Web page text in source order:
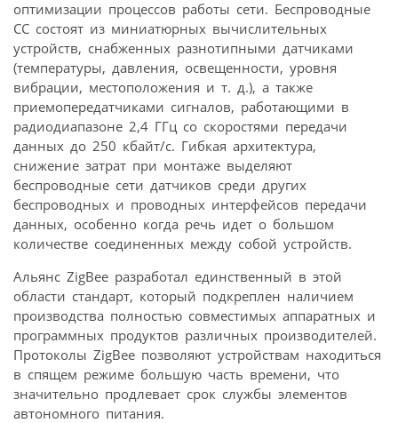
оптимизации процессов работы сети. Беспроводные
СС состоят из миниатюрных вычислительных
устройств, снабженных разнотипными датчиками
(температуры, давления, освещенности, уровня
вибрации, местоположения и т. д.), а также
приемопередатчиками сигналов, работающими в
радиодиапазоне 2,4 ГГц со скоростями передачи
данных до 250 кбайт/с. Гибкая архитектура,
снижение затрат при монтаже выделяют
беспроводные сети датчиков среди других
беспроводных и проводных интерфейсов передачи
данных, особенно когда речь идет о большом
количестве соединенных между собой устройств.
Альянс ZigBee разработал единственный в этой
области стандарт, который подкреплен наличием
производства полностью совместимых аппаратных и
программных продуктов различных производителей.
Протоколы ZigBee позволяют устройствам находиться
в спящем режиме большую часть времени, что
значительно продлевает срок службы элементов
автономного питания.